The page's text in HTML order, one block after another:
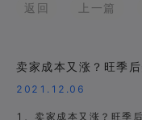
返回 上一篇
卖家成本又涨？旺季
2021.12.06
1、卖家成本又涨？旺季